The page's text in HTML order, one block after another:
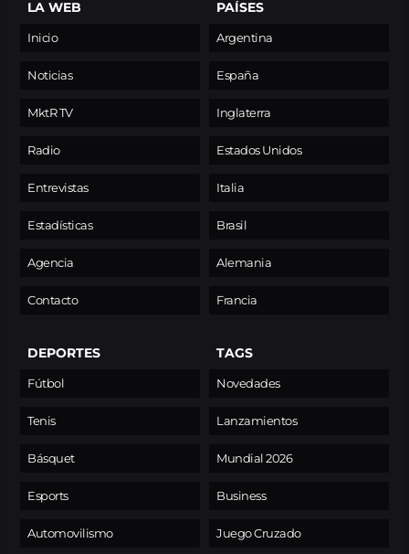
LA WEB
Inicio
Noticias
MktR TV
Radio
Entrevistas
Estadísticas
Agencia
Contacto
PAÍSES
Argentina
España
Inglaterra
Estados Unidos
Italia
Brasil
Alemania
Francia
DEPORTES
Fútbol
Tenis
Básquet
Esports
Automovilismo
TAGS
Novedades
Lanzamientos
Mundial 2026
Business
Juego Cruzado